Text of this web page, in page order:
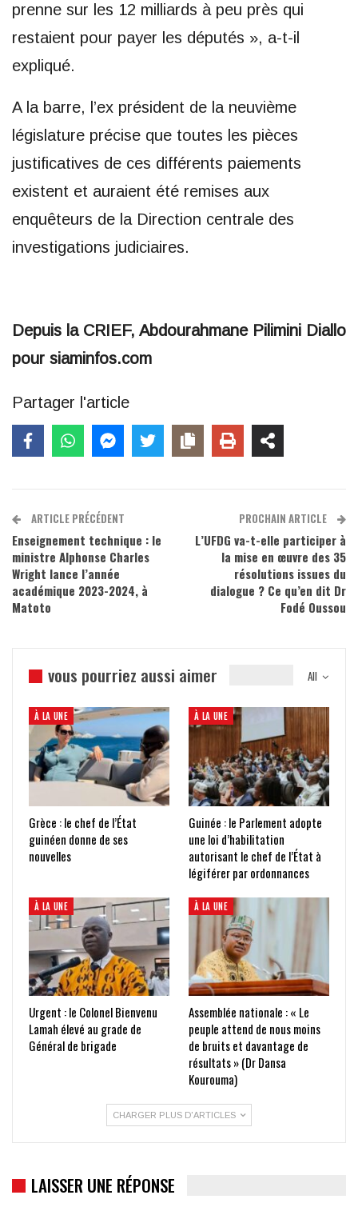
prenne sur les 12 milliards à peu près qui
restaient pour payer les députés », a-t-il
expliqué.
A la barre, l’ex président de la neuvième
législature précise que toutes les pièces
justificatives de ces différents paiements
existent et auraient été remises aux
enquêteurs de la Direction centrale des
investigations judiciaires.
Depuis la CRIEF, Abdourahmane Pilimini Diallo
pour siaminfos.com
Partager l'article
ARTICLE PRÉCÉDENT
Enseignement technique : le
ministre Alphonse Charles
Wright lance l’année
académique 2023-2024, à
Matoto
PROCHAIN ARTICLE
L’UFDG va-t-elle participer à
la mise en œuvre des 35
résolutions issues du
dialogue ? Ce qu’en dit Dr
Fodé Oussou
All
vous pourriez aussi aimer
À LA UNE
Grèce : le chef de l’État
guinéen donne de ses
nouvelles
À LA UNE
Guinée : le Parlement adopte
une loi d’habilitation
autorisant le chef de l’État à
légiférer par ordonnances
À LA UNE
Urgent : le Colonel Bienvenu
Lamah élevé au grade de
Général de brigade
À LA UNE
Assemblée nationale : « Le
peuple attend de nous moins
de bruits et davantage de
résultats » (Dr Dansa
Kourouma)
CHARGER PLUS D'ARTICLES
LAISSER UNE RÉPONSE